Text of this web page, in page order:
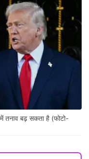
तनाव बढ़ सकता है (फोटो-